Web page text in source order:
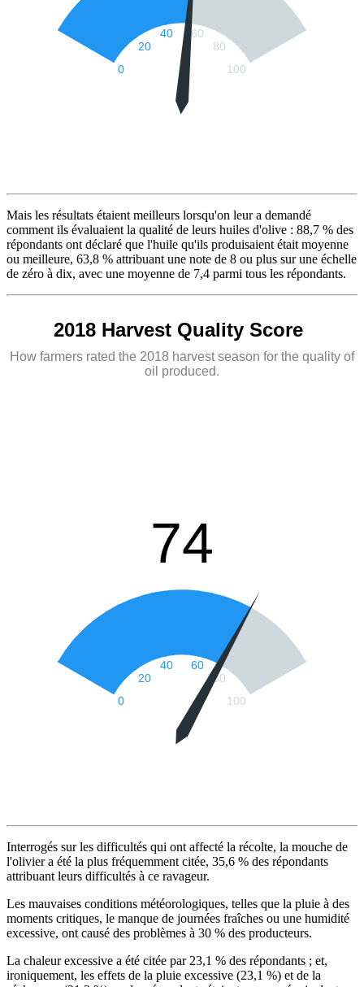
Mais les résultats étaient meilleurs lorsqu'on leur a demandé
comment ils évaluaient la qualité de leurs huiles d'olive : 88,7 % des
répondants ont déclaré que l'huile qu'ils produisaient était moyenne
ou meilleure, 63,8 % attribuant une note de 8 ou plus sur une échelle
de zéro à dix, avec une moyenne de 7,4 parmi tous les répondants.
Interrogés sur les difficultés qui ont affecté la récolte, la mouche de
l'olivier a été la plus fréquemment citée, 35,6 % des répondants
attribuant leurs difficultés à ce ravageur.
Les mauvaises conditions météorologiques, telles que la pluie à des
moments critiques, le manque de journées fraîches ou une humidité
excessive, ont causé des problèmes à 30 % des producteurs.
La chaleur excessive a été citée par 23,1 % des répondants ; et,
ironiquement, les effets de la pluie excessive (23,1 %) et de la